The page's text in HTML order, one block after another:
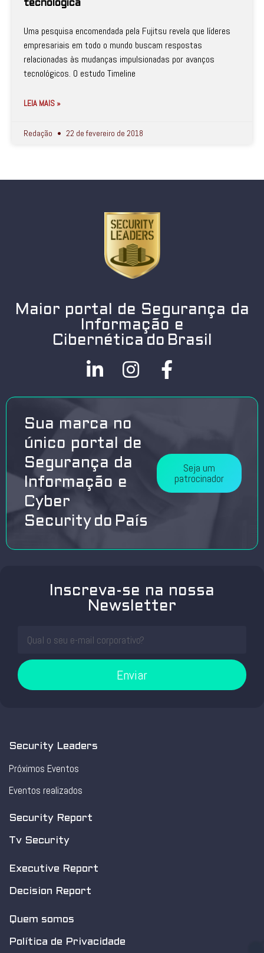
tecnológica
Uma pesquisa encomendada pela Fujitsu revela que líderes
empresariais em todo o mundo buscam respostas
relacionadas às mudanças impulsionadas por avanços
tecnológicos. O estudo Timeline
LEIA MAIS »
Redação 22 de fevereiro de 2018
Maior portal de Segurança da
Informação e
Cibernética do Brasil
Sua marca no
único portal de
Segurança da
Informação e
Cyber
Security do País
Seja um
patrocinador
Inscreva-se na nossa
Newsletter
Enviar
Security Leaders
Próximos Eventos
Eventos realizados
Security Report
Tv Security
Executive Report
Decision Report
Quem somos
Política de Privacidade